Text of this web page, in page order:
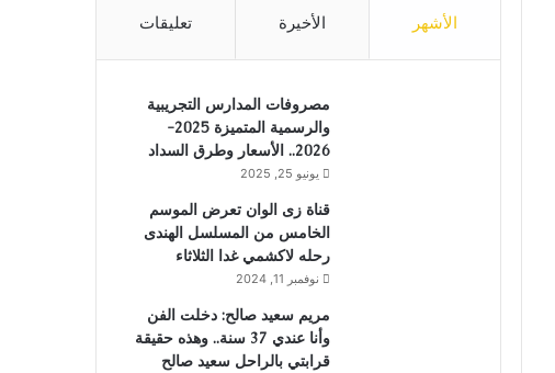
الأشهر الأخيرة تعليقات
مصروفات المدارس التجريبية
والرسمية المتميزة 2025-
2026.. الأسعار وطرق السداد
يونيو 25, 2025
قناة زى الوان تعرض الموسم
الخامس من المسلسل الهندى
رحله لاكشمي غدا الثلاثاء
نوفمبر 11, 2024
مريم سعيد صالح: دخلت الفن
وأنا عندي 37 سنة.. وهذه حقيقة
قرابتي بالراحل سعيد صالح